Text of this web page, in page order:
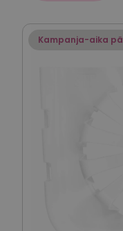
Kampanja-aika